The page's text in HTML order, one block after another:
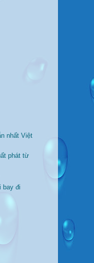
nhất Việt
phát từ
bay đi